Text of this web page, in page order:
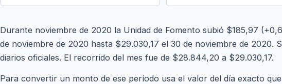
Durante noviembre de 2020 la Unidad de Fomento subió $185,97
de noviembre de 2020 hasta $29.030,17 el 30 de noviembre de 2020.
diarios oficiales. El recorrido del mes fue de $28.844,20 a $29.030,17.
Para convertir un monto de ese período usa el valor del día exacto